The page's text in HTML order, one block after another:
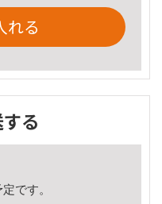
れる
る
です。